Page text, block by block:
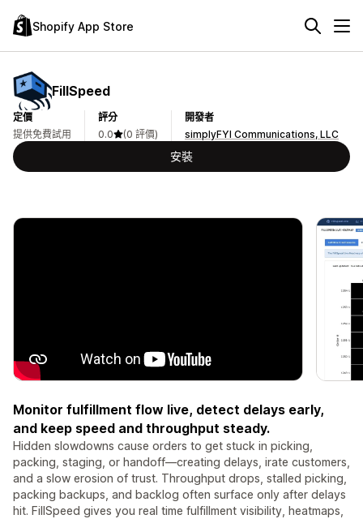
Shopify App Store
FillSpeed
定價
提供免費試用
評分
0.0
(0 評價)
開發者
simplyFYI Communications, LLC
安裝
Monitor fulfillment flow live, detect delays early,
and keep speed and throughput steady.
Hidden slowdowns cause orders to get stuck in picking,
packing, staging, or handoff—creating delays, irate customers,
and a slow erosion of trust. Throughput drops, stalled picking,
packing backups, and backlog often surface only after delays
hit. FillSpeed gives you real time fulfillment visibility, heatmaps,